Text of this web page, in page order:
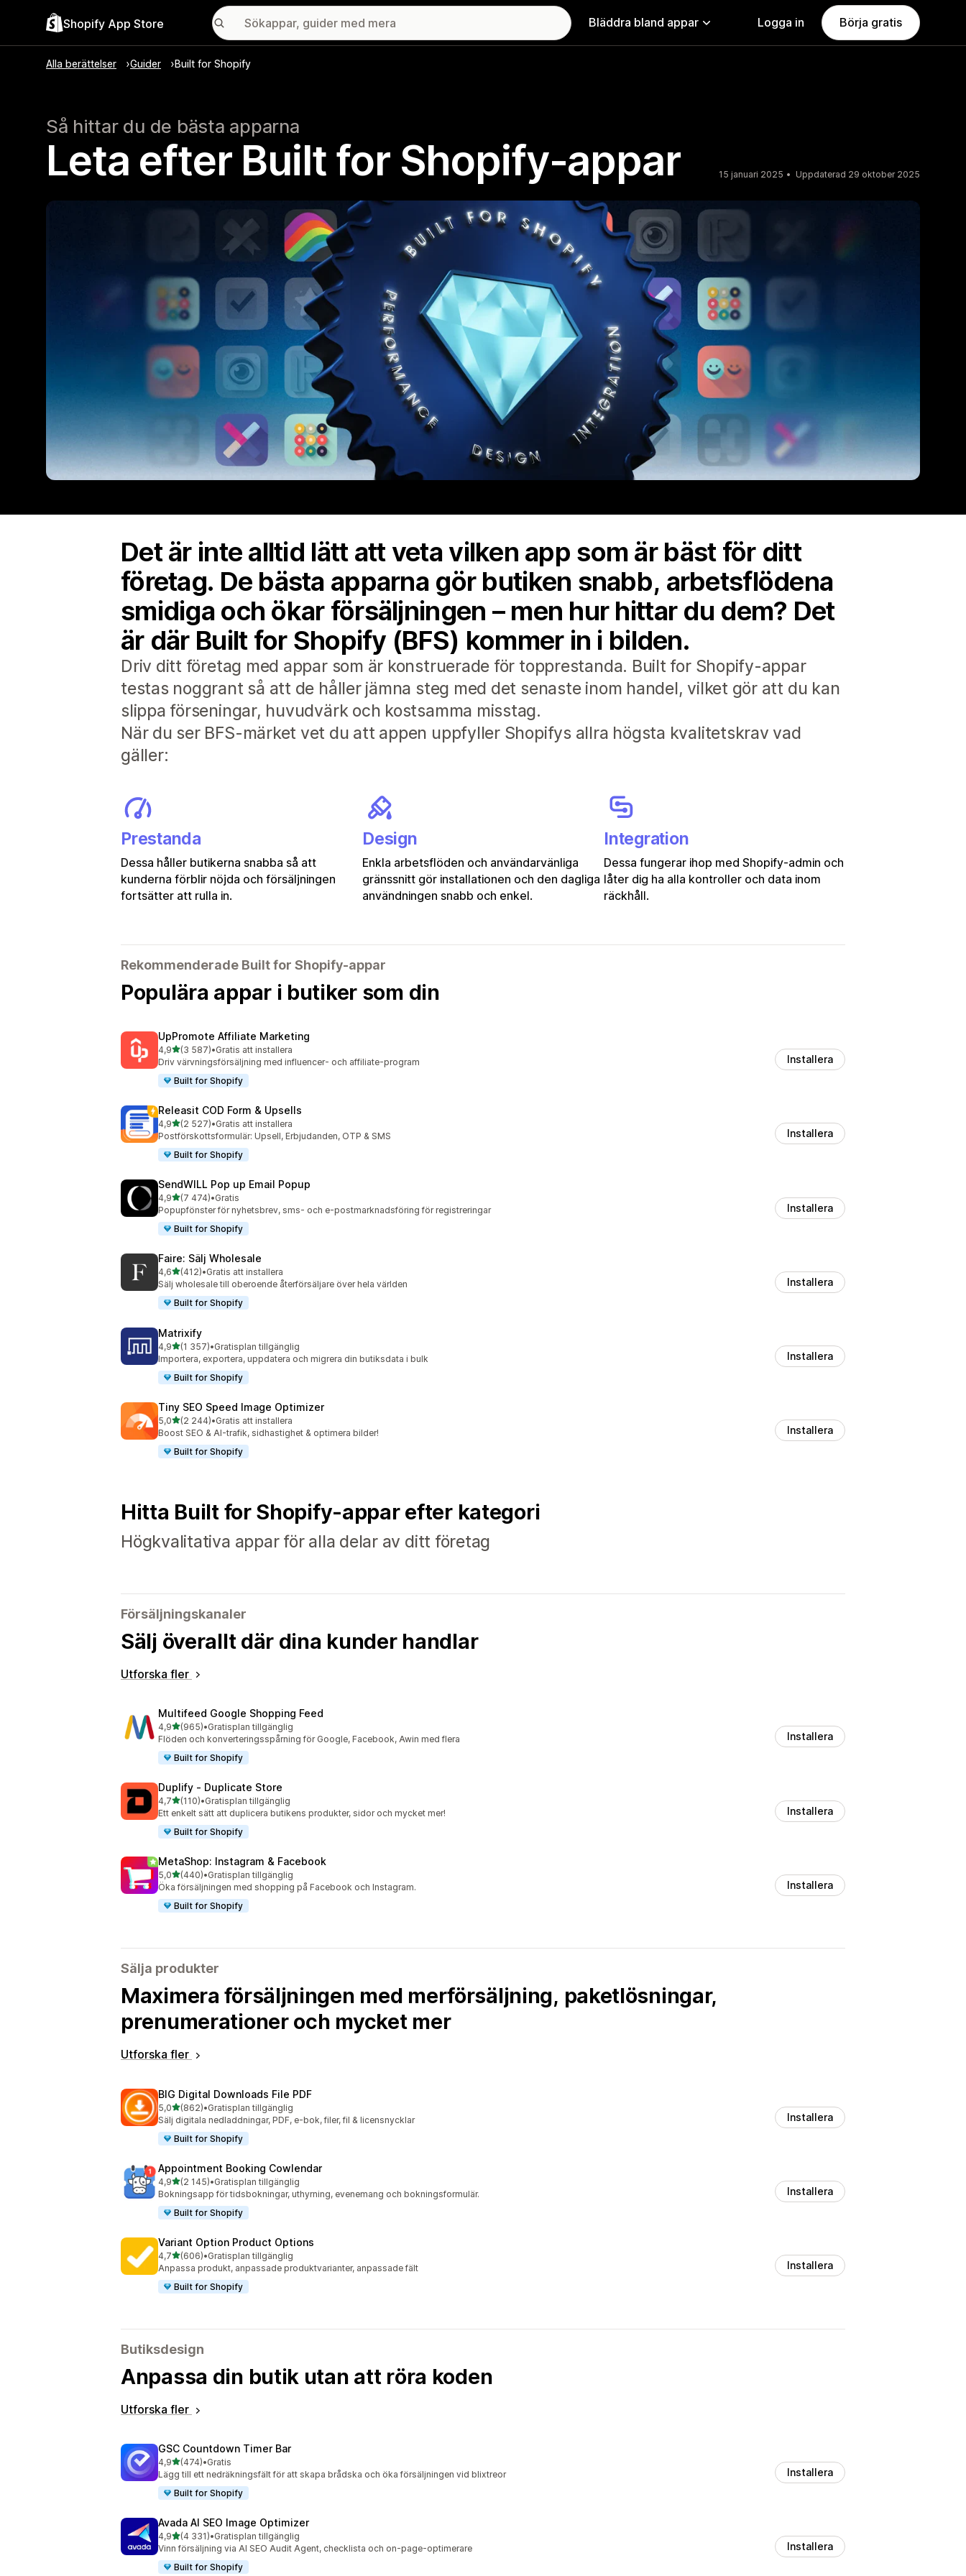
Shopify App Store Bläddra bland appar Logga in Börja gratis
Alla berättelser Guider Built for Shopify
Så hittar du de bästa apparna
Leta efter Built for Shopify-appar 15 januari 2025 Uppdaterad 29 oktober 2025
Det är inte alltid lätt att veta vilken app som är bäst för ditt
företag. De bästa apparna gör butiken snabb, arbetsflödena
smidiga och ökar försäljningen – men hur hittar du dem? Det
är där Built for Shopify (BFS) kommer in i bilden.
Driv ditt företag med appar som är konstruerade för topprestanda. Built for Shopify-appar
testas noggrant så att de håller jämna steg med det senaste inom handel, vilket gör att du kan
slippa förseningar, huvudvärk och kostsamma misstag.
När du ser BFS-märket vet du att appen uppfyller Shopifys allra högsta kvalitetskrav vad
gäller:
Prestanda
Dessa håller butikerna snabba så att
kunderna förblir nöjda och försäljningen
fortsätter att rulla in.
Design
Enkla arbetsflöden och användarvänliga
gränssnitt gör installationen och den dagliga
användningen snabb och enkel.
Integration
Dessa fungerar ihop med Shopify-admin och
låter dig ha alla kontroller och data inom
räckhåll.
Rekommenderade Built for Shopify-appar
Populära appar i butiker som din
UpPromote Affiliate Marketing
4,9av 5 stjärnor
(3 587)
3587 recensioner totalt
•Gratis att installera
Driv värvningsförsäljning med influencer- och affiliate-program
Built for Shopify
Installera
Releasit COD Form & Upsells
4,9av 5 stjärnor
(2 527)
2527 recensioner totalt
•Gratis att installera
Postförskottsformulär: Upsell, Erbjudanden, OTP & SMS
Built for Shopify
Installera
SendWILL Pop up Email Popup
4,9av 5 stjärnor
(7 474)
7474 recensioner totalt
•Gratis
Popupfönster för nyhetsbrev, sms- och e-postmarknadsföring för registreringar
Built for Shopify
Installera
Faire: Sälj Wholesale
4,6av 5 stjärnor
(412)
412 recensioner totalt
•Gratis att installera
Sälj wholesale till oberoende återförsäljare över hela världen
Built for Shopify
Installera
Matrixify
4,9av 5 stjärnor
(1 357)
1357 recensioner totalt
•Gratisplan tillgänglig
Importera, exportera, uppdatera och migrera din butiksdata i bulk
Built for Shopify
Installera
Tiny SEO Speed Image Optimizer
5,0av 5 stjärnor
(2 244)
2244 recensioner totalt
•Gratis att installera
Boost SEO & AI-trafik, sidhastighet & optimera bilder!
Built for Shopify
Installera
Hitta Built for Shopify-appar efter kategori
Högkvalitativa appar för alla delar av ditt företag
Försäljningskanaler
Sälj överallt där dina kunder handlar
Utforska fler
Multifeed Google Shopping Feed
4,9av 5 stjärnor
(965)
965 recensioner totalt
•Gratisplan tillgänglig
Flöden och konverteringsspårning för Google, Facebook, Awin med flera
Built for Shopify
Installera
Duplify ‑ Duplicate Store
4,7av 5 stjärnor
(110)
110 recensioner totalt
•Gratisplan tillgänglig
Ett enkelt sätt att duplicera butikens produkter, sidor och mycket mer!
Built for Shopify
Installera
MetaShop: Instagram & Facebook
5,0av 5 stjärnor
(440)
440 recensioner totalt
•Gratisplan tillgänglig
Öka försäljningen med shopping på Facebook och Instagram.
Built for Shopify
Installera
Sälja produkter
Maximera försäljningen med merförsäljning, paketlösningar,
prenumerationer och mycket mer
Utforska fler
BIG Digital Downloads File PDF
5,0av 5 stjärnor
(862)
862 recensioner totalt
•Gratisplan tillgänglig
Sälj digitala nedladdningar, PDF, e-bok, filer, fil & licensnycklar
Built for Shopify
Installera
Appointment Booking Cowlendar
4,9av 5 stjärnor
(2 145)
2145 recensioner totalt
•Gratisplan tillgänglig
Bokningsapp för tidsbokningar, uthyrning, evenemang och bokningsformulär.
Built for Shopify
Installera
Variant Option Product Options
4,7av 5 stjärnor
(606)
606 recensioner totalt
•Gratisplan tillgänglig
Anpassa produkt, anpassade produktvarianter, anpassade fält
Built for Shopify
Installera
Butiksdesign
Anpassa din butik utan att röra koden
Utforska fler
GSC Countdown Timer Bar
4,9av 5 stjärnor
(474)
474 recensioner totalt
•Gratis
Lägg till ett nedräkningsfält för att skapa brådska och öka försäljningen vid blixtreor
Built for Shopify
Installera
Avada AI SEO Image Optimizer
4,9av 5 stjärnor
(4 331)
4331 recensioner totalt
•Gratisplan tillgänglig
Vinn försäljning via AI SEO Audit Agent, checklista och on-page-optimerare
Built for Shopify
Installera